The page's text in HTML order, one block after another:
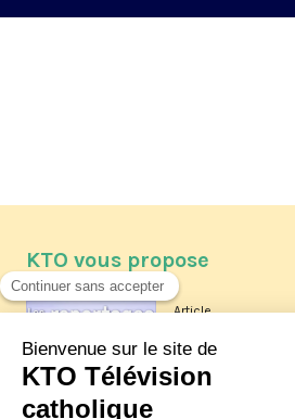
KTO vous propose
Article
Les reportages